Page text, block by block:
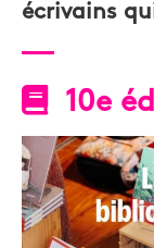
écrivains
10e